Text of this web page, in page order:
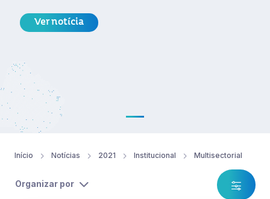
Ver notícia
Início Notícias 2021 Institucional Multisectorial
Organizar por